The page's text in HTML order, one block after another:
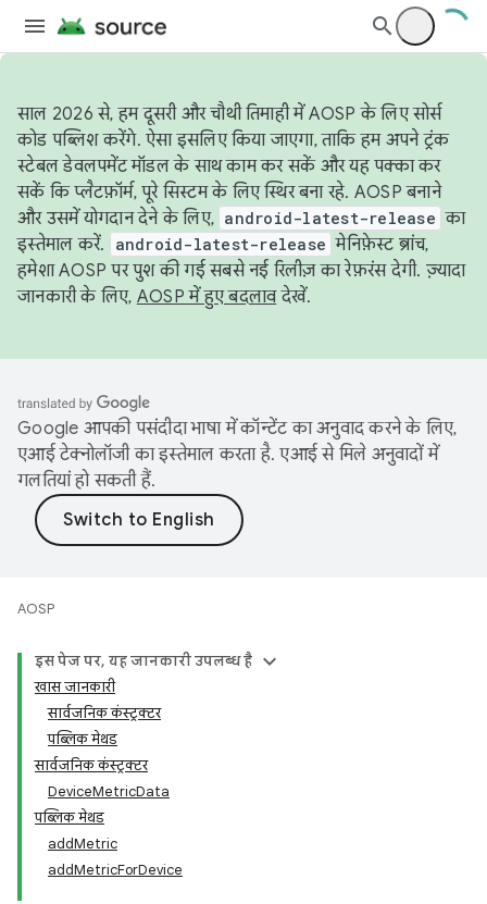
साल 2026 से, हम दूसरी और चौथी तिमाही में AOSP के लिए सोर्स
कोड पब्लिश करेंगे. ऐसा इसलिए किया जाएगा, ताकि हम अपने ट्रंक
स्टेबल डेवलपमेंट मॉडल के साथ काम कर सकें और यह पक्का कर
सकें कि प्लैटफ़ॉर्म, पूरे सिस्टम के लिए स्थिर बना रहे. AOSP बनाने
और उसमें योगदान देने के लिए, android-latest-release का
इस्तेमाल करें.
android-latest-release मेनिफ़ेस्ट ब्रांच,
हमेशा AOSP पर पुश की गई सबसे नई रिलीज़ का रेफ़रंस देगी. ज़्यादा
जानकारी के लिए, AOSP में हुए बदलावदेखें.
Google आपकी पसंदीदा भाषा में कॉन्टेंट का अनुवाद करने के लिए,
एआई टेक्नोलॉजी का इस्तेमाल करता है. एआई से मिले अनुवादों में
गलतियां हो सकती हैं.
AOSP
इस पेज पर, यह जानकारी उपलब्ध है
खास जानकारी
सार्वजनिक कंस्ट्रक्टर
पब्लिक मेथड
सार्वजनिक कंस्ट्रक्टर
DeviceMetricData
पब्लिक मेथड
addMetric
addMetricForDevice